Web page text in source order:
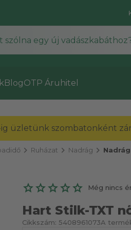
BlogOTP Áruhitel
üzletünk szombatonként
chevron_right Ruházat chevron_right Nadrág chevron_right
Még nincs
Hart Stilk-TXT
Cikkszám: 5408961073A